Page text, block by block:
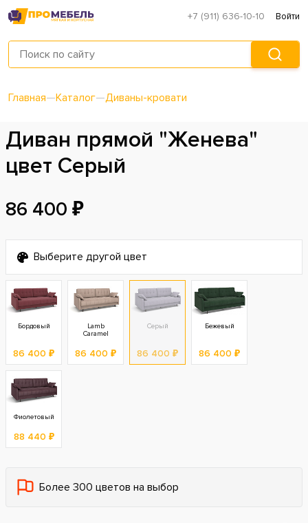
+7 (911) 636-10-10 Войти
Главная—Каталог—Диваны-кровати
Диван прямой "Женева"
цвет Серый
86 400 ₽
Выберите другой цвет
Бордовый
86 400 ₽
Lamb
Caramel
86 400 ₽
Серый
86 400 ₽
Бежевый
86 400 ₽
Фиолетовый
88 440 ₽
Более 300 цветов на выбор